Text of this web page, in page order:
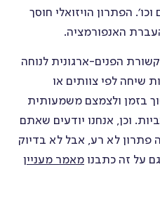
הפתרון הויזואלי חוסך
האנפורמציה.
הפנים-ארגונית לנוחה
שיחה לפי צוותים או
בזמן ולצמצם משמעותית
וכן, אנחנו יודעים שאתם
פתרון לא רע, אבל לא בדיוק
על זה כתבנו מאמר מעניין